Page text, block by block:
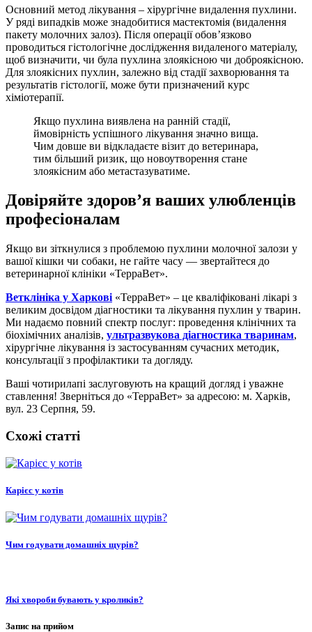
Основний метод лікування – хірургічне видалення пухлини.
У ряді випадків може знадобитися мастектомія (видалення
пакету молочних залоз). Після операції обов’язково
проводиться гістологічне дослідження видаленого матеріалу,
щоб визначити, чи була пухлина злоякісною чи доброякісною.
Для злоякісних пухлин, залежно від стадії захворювання та
результатів гістології, може бути призначений курс
хіміотерапії.
Якщо пухлина виявлена на ранній стадії,
ймовірність успішного лікування значно вища.
Чим довше ви відкладаєте візит до ветеринара,
тим більший ризик, що новоутворення стане
злоякісним або метастазуватиме.
Довіряйте здоров’я ваших улюбленців
професіоналам
Якщо ви зіткнулися з проблемою пухлини молочної залози у
вашої кішки чи собаки, не гайте часу — звертайтеся до
ветеринарної клініки «ТерраВет».
Ветклініка у Харкові «ТерраВет» – це кваліфіковані лікарі з
великим досвідом діагностики та лікування пухлин у тварин.
Ми надаємо повний спектр послуг: проведення клінічних та
біохімічних аналізів, ультразвукова діагностика тваринам,
хірургічне лікування із застосуванням сучасних методик,
консультації з профілактики та догляду.
Ваші чотирилапі заслуговують на кращий догляд і уважне
ставлення! Зверніться до «ТерраВет» за адресою: м. Харків,
вул. 23 Серпня, 59.
Схожі статті
Карієс у котів
Чим годувати домашніх щурів?
Які хвороби бувають у кроликів?
Запис на прийом